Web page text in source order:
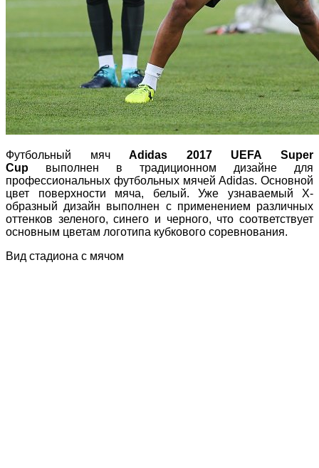
Футбольный мячAdidas 2017 UEFA Super
Cup выполнен в традиционном дизайне для
профессиональных футбольных мячей Adidas. Основной
цвет поверхности мяча, белый. Уже узнаваемый Х-
образный дизайн выполнен с применением различных
оттенков зеленого, синего и черного, что соответствует
основным цветам логотипа кубкового соревнования.
Вид стадиона с мячом